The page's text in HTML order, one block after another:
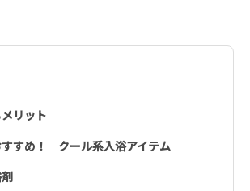
リット
すめ！ クール系入浴アイテム